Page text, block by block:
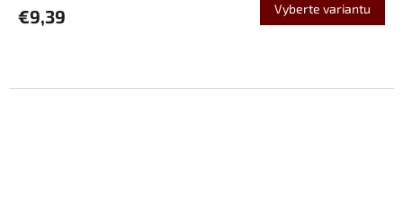
€9,39 Vyberte variantu